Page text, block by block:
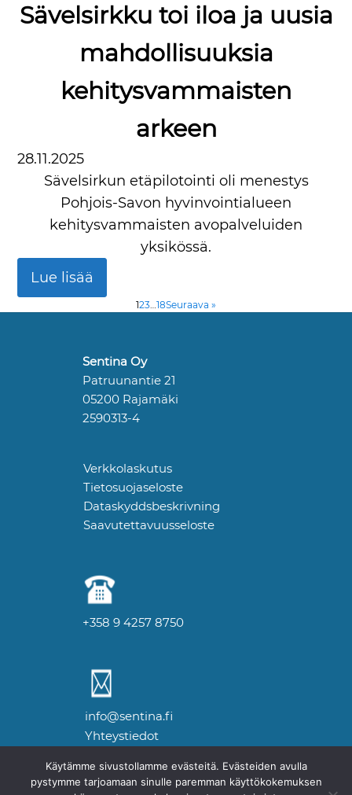
Sävelsirkku toi iloa ja uusia
mahdollisuuksia
kehitysvammaisten
arkeen
28.11.2025
Sävelsirkun etäpilotointi oli menestys
Pohjois-Savon hyvinvointialueen
kehitysvammaisten avopalveluiden
yksikössä.
Lue lisää
123…18Seuraava »
Sentina Oy
Patruunantie 21
05200 Rajamäki
2590313-4
Verkkolaskutus
Tietosuojaseloste
Dataskyddsbeskrivning
Saavutettavuusseloste
+358 9 4257 8750
info@sentina.fi
Yhteystiedot
Käytämme sivustollamme evästeitä. Evästeiden avulla
pystymme tarjoamaan sinulle paremman käyttökokemuksen